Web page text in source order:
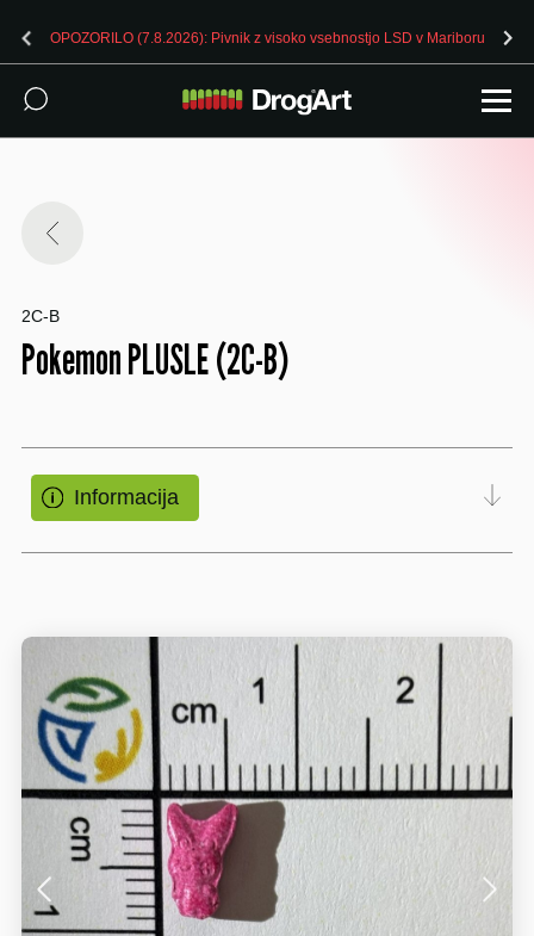
OPOZORILO (7.8.2026): Pivnik z visoko vsebnostjo LSD v Mariboru
2C-B
Pokemon PLUSLE (2C-B)
Informacija